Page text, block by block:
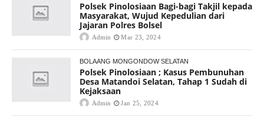
Polsek Pinolosiaan Bagi-bagi Takjil kepada
Masyarakat, Wujud Kepedulian dari
Jajaran Polres Bolsel
Admin Mar 23, 2024
BOLAANG MONGONDOW SELATAN
Polsek Pinolosiaan ; Kasus Pembunuhan
Desa Matandoi Selatan, Tahap 1 Sudah di
Kejaksaan
Admin Jan 25, 2024